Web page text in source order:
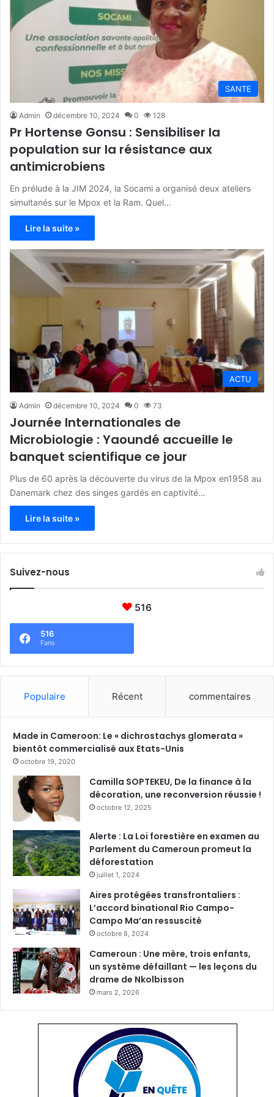
SANTE
Admin décembre 10, 2024 0 128
Pr Hortense Gonsu : Sensibiliser la
population sur la résistance aux
antimicrobiens
En prélude à la JIM 2024, la Socami a organisé deux ateliers
simultanés sur le Mpox et la Ram. Quel…
Lire la suite »
ACTU
Admin décembre 10, 2024 0 73
Journée Internationales de
Microbiologie : Yaoundé accueille le
banquet scientifique ce jour
Plus de 60 après la découverte du virus de la Mpox en1958 au
Danemark chez des singes gardés en captivité…
Lire la suite »
Suivez-nous
516
516
Fans
Populaire Récent commentaires
Made in Cameroon: Le « dichrostachys glomerata »
bientôt commercialisé aux Etats-Unis
octobre 19, 2020
Camilla SOPTEKEU, De la finance à la
décoration, une reconversion réussie !
octobre 12, 2025
Alerte : La Loi forestière en examen au
Parlement du Cameroun promeut la
déforestation
juillet 1, 2024
Aires protégées transfrontaliers :
L’accord binational Rio Campo-
Campo Ma’an ressuscité
octobre 8, 2024
Cameroun : Une mère, trois enfants,
un système défaillant — les leçons du
drame de Nkolbisson
mars 2, 2026